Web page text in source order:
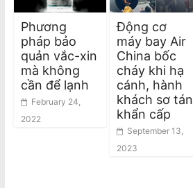
Phương
pháp bảo
quản vắc-xin
mà không
cần để lạnh
February 24,
2022
Động cơ
máy bay Air
China bốc
cháy khi hạ
cánh, hành
khách sơ tán
khẩn cấp
September 13,
2023